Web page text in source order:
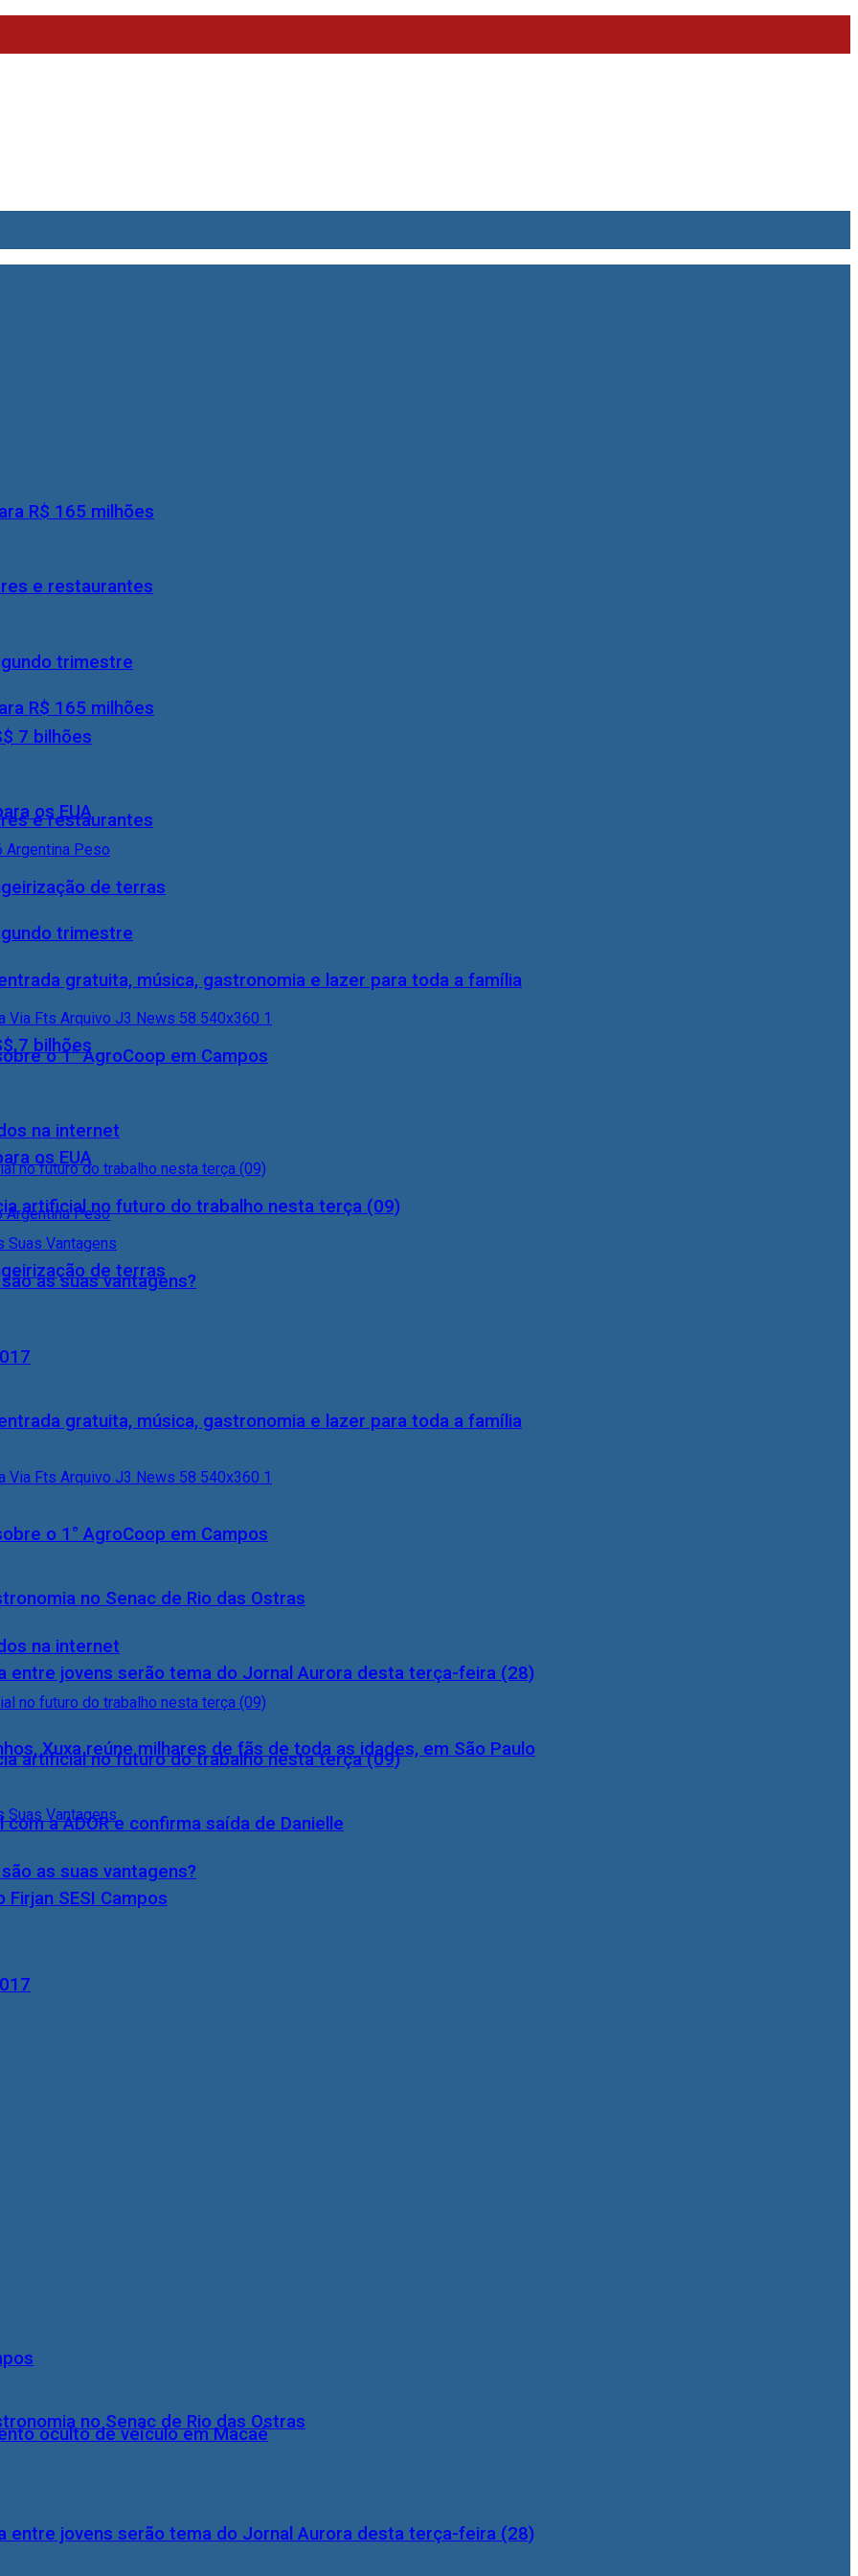
R$ 165 milhões
e restaurantes
trimestre
7 bilhões
os EUA
de terras
gratuita, música, gastronomia e lazer para toda a família
o 1° AgroCoop em Campos
na internet
artificial no futuro do trabalho nesta terça (09)
as suas vantagens?
no Senac de Rio das Ostras
entre jovens serão tema do Jornal Aurora desta terça-feira (28)
R$ 165 milhões
e restaurantes
trimestre
7 bilhões
os EUA
de terras
gratuita, música, gastronomia e lazer para toda a família
o 1° AgroCoop em Campos
na internet
artificial no futuro do trabalho nesta terça (09)
as suas vantagens?
no Senac de Rio das Ostras
entre jovens serão tema do Jornal Aurora desta terça-feira (28)
Xuxa reúne milhares de fãs de toda as idades, em São Paulo
a ADOR e confirma saída de Danielle
SESI Campos
oculto de veículo em Macaé